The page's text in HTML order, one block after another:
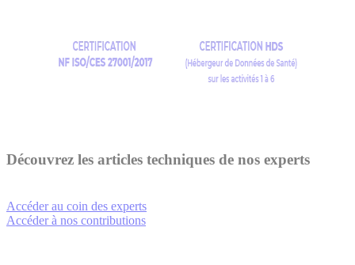
Découvrez les articles techniques de nos experts
Accéder au coin des experts
Accéder à nos contributions